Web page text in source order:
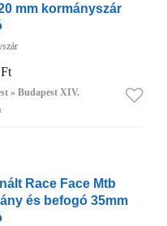
mm kormányszár
» Budapest XIV.
Race Face Mtb
és befogó 35mm